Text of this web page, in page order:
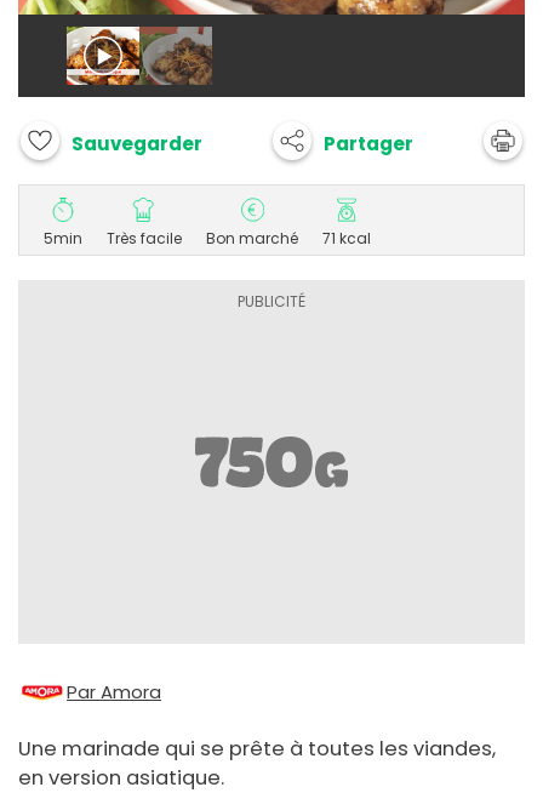
Sauvegarder Partager
5min Très facile Bon marché 71 kcal
Par Amora
Une marinade qui se prête à toutes les viandes,
en version asiatique.